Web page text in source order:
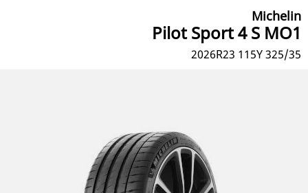
Michelin
Pilot Sport 4 S MO1
325/35 R23 115Y
2026